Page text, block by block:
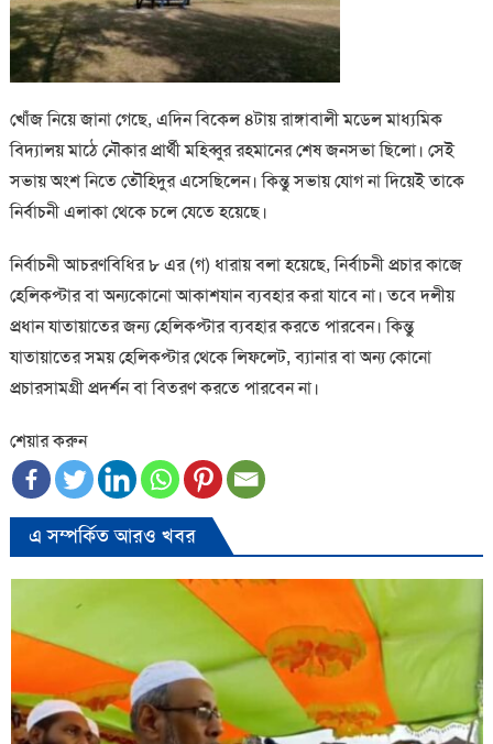
খোঁজ নিয়ে জানা গেছে, এদিন বিকেল ৪টায় রাঙ্গাবালী মডেল মাধ্যমিক
বিদ্যালয় মাঠে নৌকার প্রার্থী মহিব্বুর রহমানের শেষ জনসভা ছিলো। সেই
সভায় অংশ নিতে তৌহিদুর এসেছিলেন। কিন্তু সভায় যোগ না দিয়েই তাকে
নির্বাচনী এলাকা থেকে চলে যেতে হয়েছে।
নির্বাচনী আচরণবিধির ৮ এর (গ) ধারায় বলা হয়েছে, নির্বাচনী প্রচার কাজে
হেলিকপ্টার বা অন্যকোনো আকাশযান ব্যবহার করা যাবে না। তবে দলীয়
প্রধান যাতায়াতের জন্য হেলিকপ্টার ব্যবহার করতে পারবেন। কিন্তু
যাতায়াতের সময় হেলিকপ্টার থেকে লিফলেট, ব্যানার বা অন্য কোনো
প্রচারসামগ্রী প্রদর্শন বা বিতরণ করতে পারবেন না।
শেয়ার করুন
এ সম্পর্কিত আরও খবর